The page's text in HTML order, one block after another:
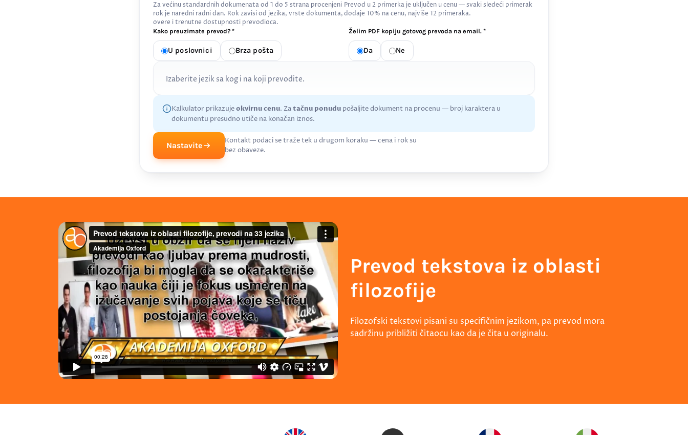
Za većinu standardnih dokumenata od 1 do 5 strana procenjeni
rok je naredni radni dan. Rok zavisi od jezika, vrste dokumenta,
overe i trenutne dostupnosti prevodioca.
Prevod u 2 primerka je uključen u cenu — svaki sledeći primerak
dodaje 10% na cenu, najviše 12 primeraka.
Kako preuzimate prevod? *
U poslovnici Brza pošta
Želim PDF kopiju gotovog prevoda na email. *
Da Ne
Izaberite jezik sa kog i na koji prevodite.
Kalkulator prikazujeokvirnu cenu. Zatačnu ponudu pošaljite dokument na procenu — broj karaktera u
dokumentu presudno utiče na konačan iznos.
Nastavite
Kontakt podaci se traže tek u drugom koraku — cena i rok su
bez obaveze.
Prevod tekstova iz oblasti
filozofije
Filozofski tekstovi pisani su specifičnim jezikom, pa prevod mora
sadržinu približiti čitaocu kao da je čita u originalu.